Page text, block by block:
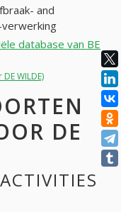
and
verwerking
database van BE
WILDE)
DE